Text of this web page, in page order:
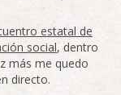
estatal de
social, dentro
más me quedo
directo.